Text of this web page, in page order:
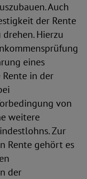
Auch
der Rente
Hierzu
eines
in der
von
weitere
Zur
Rente gehört es
der